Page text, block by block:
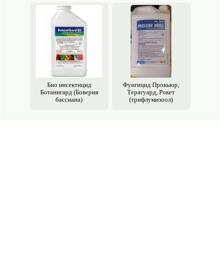
Био инсектицид
Ботанигард (Боверия
бассиана)
Фунгицид Прокьюр,
Терагуард, Рокет
(трифлумизоол)